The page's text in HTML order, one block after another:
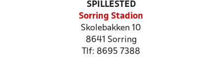
SPILLESTED
Sorring Stadion
Skolebakken 10
8641 Sorring
Tlf: 8695 7388